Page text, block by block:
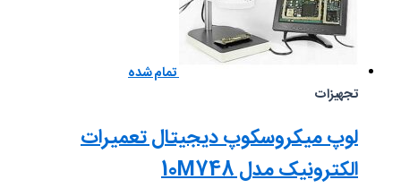
تمام شده
تجهیزات
لوپ میکروسکوپ دیجیتال تعمیرات
الکترونیک مدل 10M748